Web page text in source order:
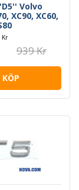
Volvo
XC90, XC60,
Kr
939 Kr
KÖP